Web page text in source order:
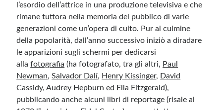
l’esordio dell’attrice in una produzione televisiva e che
rimane tuttora nella memoria del pubblico di varie
generazioni come un’opera di culto. Pur al culmine
della popolarità, dall’anno successivo iniziò a diradare
le apparizioni sugli schermi per dedicarsi
alla fotografia (ha fotografato, tra gli altri, Paul
Newman, Salvador Dalí, Henry Kissinger, David
Cassidy, Audrey Hepburn ed Ella Fitzgerald),
pubblicando anche alcuni libri di reportage (risale al